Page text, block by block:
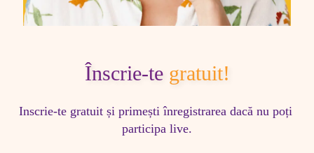
Înscrie-tegratuit!
Inscrie-te gratuit și primești înregistrarea dacă nu poți
participa live.